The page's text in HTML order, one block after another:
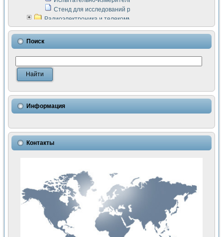
Стенд для исследований рабочих процессов ДВС в
Радиоэлектроника и телекоммуникации
LabVIEW в расчетах радиолиний систем передачи данных
Аппаратно-программный комплекс для исследования
Виртуальный лабораторный стенд для исследования
Измерение шумовых параметров операционных
Измерительный преобразователь на основе цифровой
Использование NI LabVIEW для математического
Исследовние возможности создания измерителя ВАХ
Математическое моделирование генератора сигналов -
Применение осциллографического модуля с высоким
Симуляция отклика импульсного радиолокационного
Автоматизация формирования уравнений состояния для
Разработка автоматизированного стенда для измерения
Применение среды LabVIEW для построения картины
Портативная система для определения показателей
Использование LabVIEW для управления источником
Устройство для снятия вольт-амперных характеристик
Передовые научные технологии: нано-, фемто-,
Автоматизированная установка по измерению временных
Поиск
Информация
Контакты